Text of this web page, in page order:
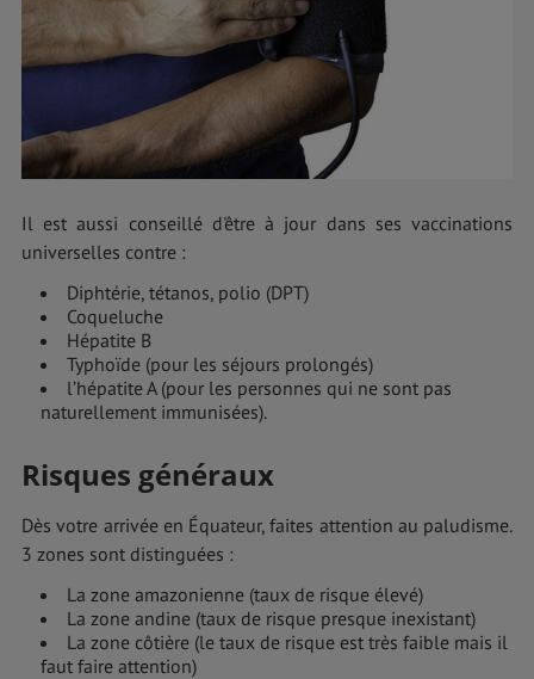
Il est aussi conseillé d'être à jour dans ses vaccinations
universelles contre :
Diphtérie, tétanos, polio (DPT)
Coqueluche
Hépatite B
Typhoïde (pour les séjours prolongés)
l’hépatite A (pour les personnes qui ne sont pas
naturellement immunisées).
Risques généraux
Dès votre arrivée en Équateur, faites attention au paludisme.
3 zones sont distinguées :
La zone amazonienne (taux de risque élevé)
La zone andine (taux de risque presque inexistant)
La zone côtière (le taux de risque est très faible mais il
faut faire attention)